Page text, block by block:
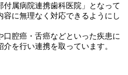
付属病院連携歯科医院」となって
容に無理なく対応できるようにし
口腔癌・舌癌などといった疾患に
を行い連携を取っています。